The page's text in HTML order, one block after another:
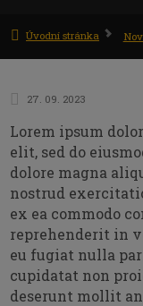
Úvodní stránka
27. 09. 2023
Lorem ipsum
elit, sed do
dolore magna
nostrud
ex ea commodo
reprehenderit in
eu fugiat nulla
cupidatat non
deserunt mollit